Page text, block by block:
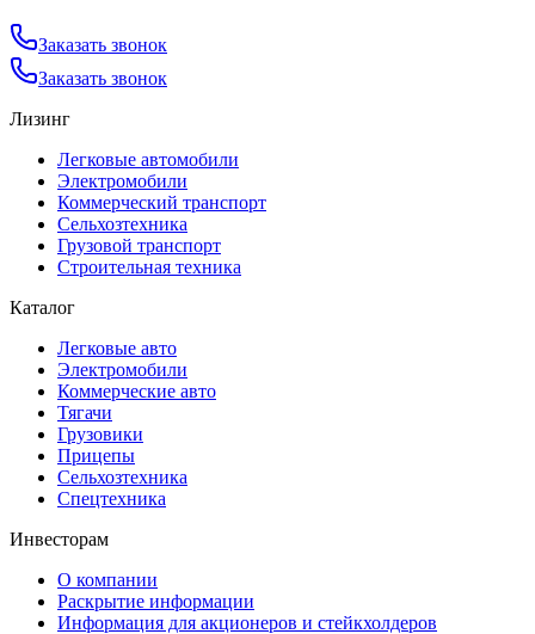
Заказать звонок
Заказать звонок
Лизинг
Легковые автомобили
Электромобили
Коммерческий транспорт
Сельхозтехника
Грузовой транспорт
Строительная техника
Каталог
Легковые авто
Электромобили
Коммерческие авто
Тягачи
Грузовики
Прицепы
Сельхозтехника
Спецтехника
Инвесторам
О компании
Раскрытие информации
Информация для акционеров и стейкхолдеров